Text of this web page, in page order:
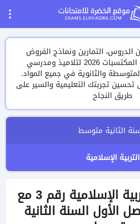
التمارين ونماذج الفروض
والاختبارات وتقييم المكتسبات 2026 لتلاميذ ومدرسي
والثانوية في جميع المواد.
تحسين تجربتك التعليمية والسير على
طريق النجاح
الثانية متوسط
التربية الإسلامية
اختبار في التربية الإسلامية رقم 3 مع
الأول السنة الثانية